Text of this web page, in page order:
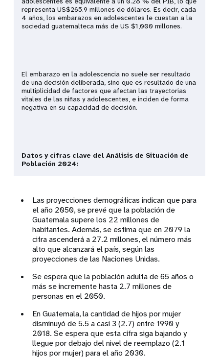
representa US$265.9 millones de dólares. Es decir, cada
4 años, los embarazos en adolescentes le cuestan a la
sociedad guatemalteca más de US $1,000 millones.
El embarazo en la adolescencia no suele ser resultado
de una decisión deliberada, sino que es resultado de una
multiplicidad de factores que afectan las trayectorias
vitales de las niñas y adolescentes, e inciden de forma
negativa en su capacidad de decisión.
Datos y cifras clave del Análisis de Situación de
Población 2024:
Las proyecciones demográficas indican que para
el año 2050, se prevé que la población de
Guatemala supere los 22 millones de
habitantes. Además, se estima que en 2079 la
cifra ascenderá a 27.2 millones, el número más
alto que alcanzará el país, según las
proyecciones de las Naciones Unidas.
Se espera que la población adulta de 65 años o
más se incremente hasta 2.7 millones de
personas en el 2050.
En Guatemala, la cantidad de hijos por mujer
disminuyó de 5.5 a casi 3 (2.7) entre 1990 y
2018. Se espera que esta cifra siga bajando y
llegue por debajo del nivel de reemplazo (2.1
hijos por mujer) para el año 2030.